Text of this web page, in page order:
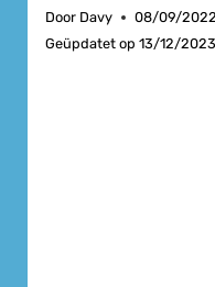
Door Davy
08/09/
Geüpdatet op 13/12/